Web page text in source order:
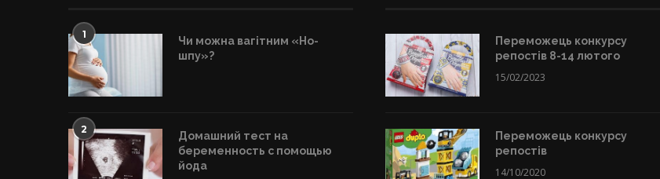
1
Чи можна вагітним «Но-
шпу»?
2
Домашний тест на
беременность с помощью
йода
Переможець конкурсу
репостів 8-14 лютого
15/02/2023
Переможець конкурсу
репостів
14/10/2020